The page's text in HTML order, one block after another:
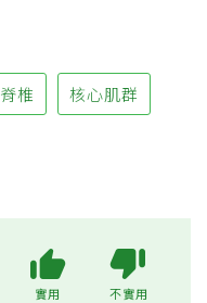
脊椎 核心肌群
實用 不實用